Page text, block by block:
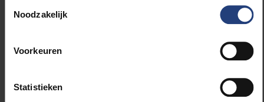
Noodzakelijk
Voorkeuren
Statistieken
“Daarna worden ze geanalyseerd op hun chemische
samenstelling en worden ze ter beschikking gesteld
onderzoek”, aldus Maeda.
De missie was mogelijk dankzij de financiering van
het Belgisch Wetenschapsbeleid (Belspo). Tijdens